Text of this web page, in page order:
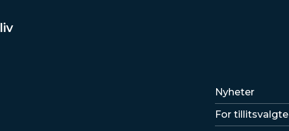
liv
Lenker
Nyheter
For tillitsvalgte